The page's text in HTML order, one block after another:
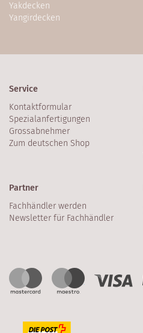
Yakdecken
Yangirdecken
Service
Kontaktformular
Spezialanfertigungen
Grossabnehmer
Zum deutschen Shop
Partner
Fachhändler werden
Newsletter für Fachhändler